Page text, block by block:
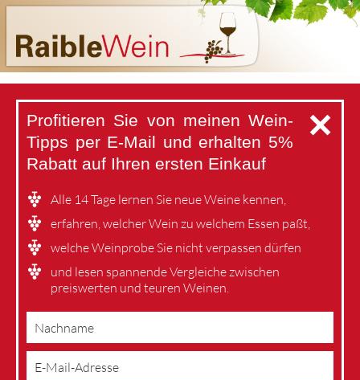
✕
Profitieren Sie von meinen Wein-
Tipps per E-Mail und erhalten 5%
Rabatt auf Ihren ersten Einkauf
Alle 14 Tage lernen Sie neue Weine kennen,
erfahren, welcher Wein zu welchem Essen paßt,
welche Weinprobe Sie nicht verpassen dürfen
und lesen spannende Vergleiche zwischen
preiswerten und teuren Weinen.